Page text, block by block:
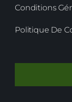
Conditions
Politique De